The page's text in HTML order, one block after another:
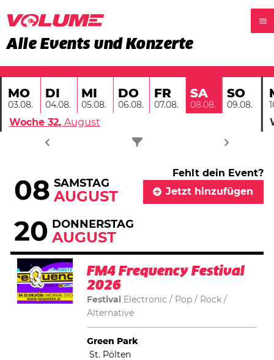
Alle Events und Konzerte
Woche 32, August
MO
03.08.
DI
04.08.
MI
05.08.
DO
06.08.
FR
07.08.
SA
08.08.
SO
09.08.
08 SAMSTAG
AUGUST
Fehlt dein Event?
Jetzt hinzufügen
20 DONNERSTAG
AUGUST
FM4 Frequency Festival
2026
Festival Electronic Pop
Rock /
Alternative
Green Park
St. Pölten